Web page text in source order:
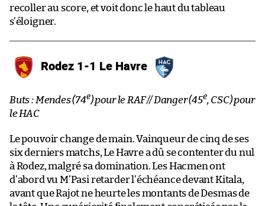
recoller au score, et voit donc le haut du tableau
s’éloigner.
Rodez 1-1 Le Havre
Buts : Mendes (74e) pour le RAF // Danger (45e, CSC) pour
le HAC
Le pouvoir change de main. Vainqueur de cinq de ses
six derniers matchs, Le Havre a dû se contenter du nul
à Rodez, malgré sa domination. Les Hacmen ont
d’abord vu M’Pasi retarder l’échéance devant Kitala,
avant que Rajot ne heurte les montants de Desmas de